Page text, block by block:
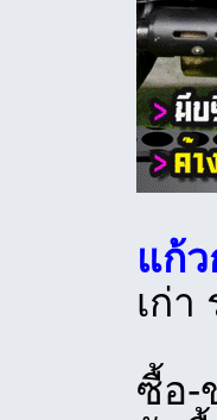
แก้
เก่า
ซื้อ-